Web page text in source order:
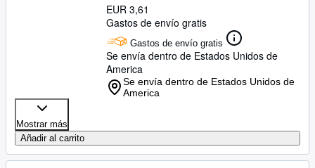
EUR 3,61
Gastos de envío gratis
Gastos de envío gratis
Se envía dentro de Estados Unidos de
America
Se envía dentro de Estados Unidos de
America
Mostrar más
Añadir al carrito